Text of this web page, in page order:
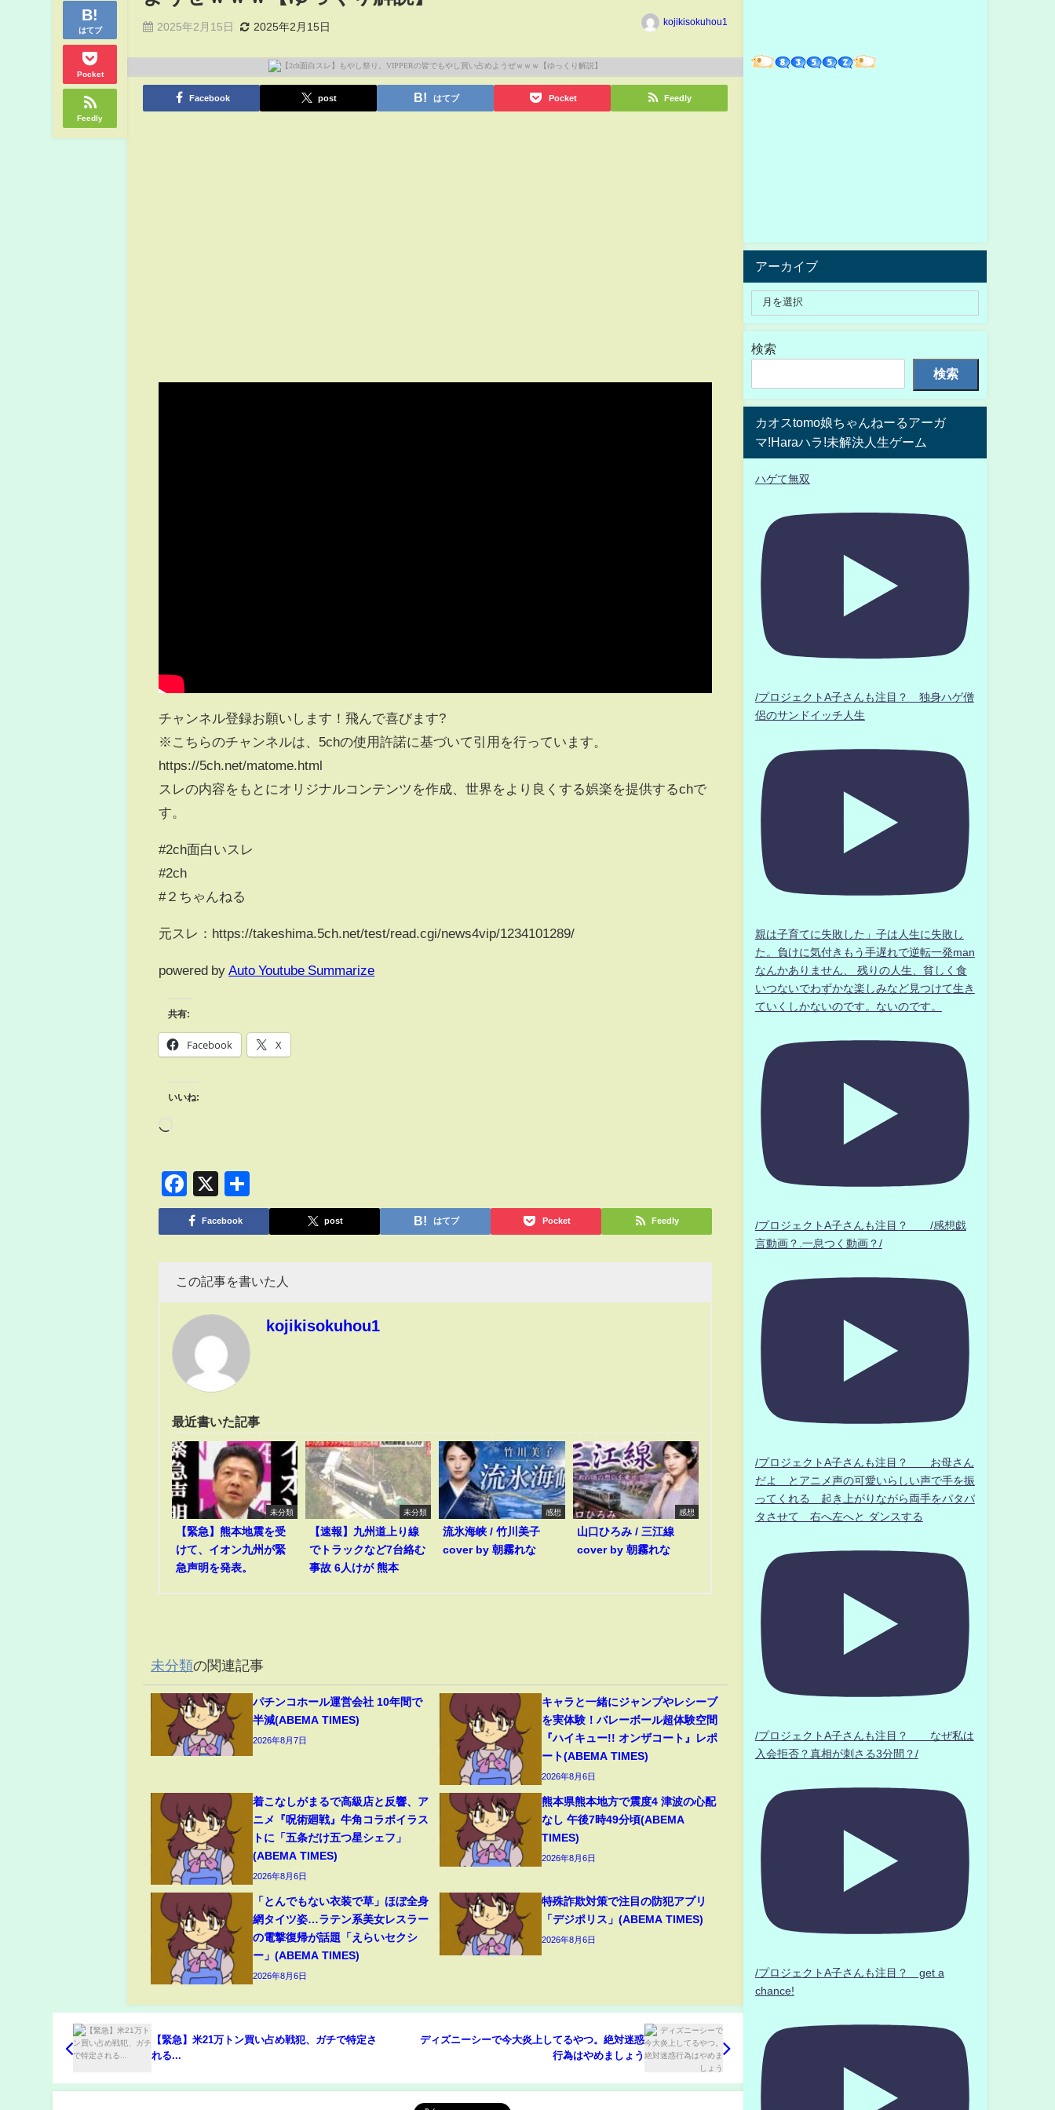
はてブ
Pocket
Feedly
2025年2月15日 2025年2月15日 kojikisokuhou1
Facebook post はてブ Pocket Feedly
チャンネル登録お願いします！飛んで喜びます?
※こちらのチャンネルは、5chの使用許諾に基づいて引用を行っています。
https://5ch.net/matome.html
スレの内容をもとにオリジナルコンテンツを作成、世界をより良くする娯楽を提供するchで
す。
#2ch面白いスレ
#2ch
#２ちゃんねる
元スレ：https://takeshima.5ch.net/test/read.cgi/news4vip/1234101289/
powered by Auto Youtube Summarize
共有:
Facebook X
いいね:
Facebook
X
有
Facebook post はてブ Pocket Feedly
この記事を書いた人
kojikisokuhou1
最近書いた記事
未分類
【緊急】熊本地震を受
けて、イオン九州が緊
急声明を発表。
未分類
【速報】九州道上り線
でトラックなど7台絡む
事故 6人けが 熊本
感想
流氷海峡 / 竹川美子
cover by 朝霧れな
感想
山口ひろみ / 三江線
cover by 朝霧れな
未分類の関連記事
パチンコホール運営会社 10年間で
半減(ABEMA TIMES)
2026年8月7日
キャラと一緒にジャンプやレシーブ
を実体験！バレーボール超体験空間
『ハイキュー!! オンザコート』レポ
ート(ABEMA TIMES)
2026年8月6日
着こなしがまるで高級店と反響、ア
ニメ『呪術廻戦』牛角コラボイラス
トに「五条だけ五つ星シェフ」
(ABEMA TIMES)
2026年8月6日
熊本県熊本地方で震度4 津波の心配
なし 午後7時49分頃(ABEMA
TIMES)
2026年8月6日
「とんでもない衣装で草」ほぼ全身
網タイツ姿…ラテン系美女レスラー
の電撃復帰が話題「えらいセクシ
ー」(ABEMA TIMES)
2026年8月6日
特殊詐欺対策で注目の防犯アプリ
「デジポリス」(ABEMA TIMES)
2026年8月6日
【緊急】米21万トン買い占め戦犯、ガチで特定さ
れる...
ディズニーシーで今大炎上してるやつ。絶対迷惑
行為はやめましょう
アーカイブ
検索
検索
カオスtomo娘ちゃんねーるアーガ
マ!Haraハラ!未解決人生ゲーム
ハゲて無双
/プロジェクトA子さんも注目？ 独身ハゲ僧
侶のサンドイッチ人生
親は子育てに失敗した」子は人生に失敗し
た。負けに気付きもう手遅れで逆転一発man
なんかありません、 残りの人生、貧しく食
いつないでわずかな楽しみなど見つけて生き
ていくしかないのです。ないのです。
/プロジェクトA子さんも注目？ /感想戯
言動画？.一息つく動画？/
/プロジェクトA子さんも注目？ お母さん
だよ とアニメ声の可愛いらしい声で手を振
ってくれる 起き上がりながら両手をパタパ
タさせて 右へ左へと ダンスする
/プロジェクトA子さんも注目？ なぜ私は
入会拒否？真相が刺さる3分間？/
/プロジェクトA子さんも注目？ get a
chance!